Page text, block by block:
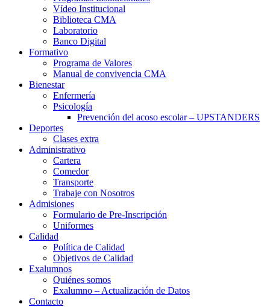
Vídeo Institucional
Biblioteca CMA
Laboratorio
Banco Digital
Formativo
Programa de Valores
Manual de convivencia CMA
Bienestar
Enfermería
Psicología
Prevención del acoso escolar – UPSTANDERS
Deportes
Clases extra
Administrativo
Cartera
Comedor
Transporte
Trabaje con Nosotros
Admisiones
Formulario de Pre-Inscripción
Uniformes
Calidad
Política de Calidad
Objetivos de Calidad
Exalumnos
Quiénes somos
Exalumno – Actualización de Datos
Contacto